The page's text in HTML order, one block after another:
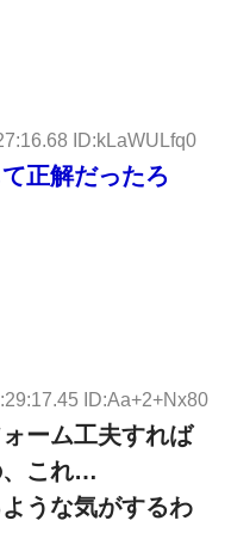
ID:kLaWULfq0
正解だったろ
ID:Aa+2+Nx80
ーム工夫すれば
、これ…
うな気がするわ